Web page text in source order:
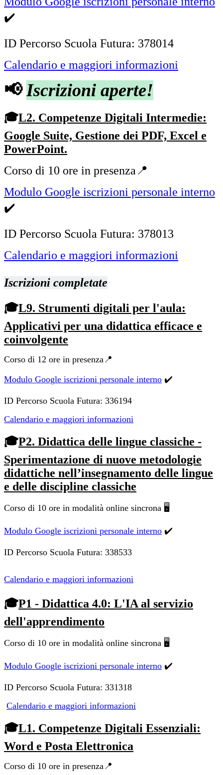
✔️
ID Percorso Scuola Futura: 378014
Calendario e maggiori informazioni
📢Iscrizioni aperte!
🎓L2. Competenze Digitali Intermedie:
Google Suite, Gestione dei PDF, Excel e
PowerPoint.
Corso di 10 ore in presenza📍
Modulo Google iscrizioni personale interno
✔️
ID Percorso Scuola Futura: 378013
Calendario e maggiori informazioni
Iscrizioni completate
🎓L9. Strumenti digitali per l'aula:
Applicativi per una didattica efficace e
coinvolgente
Corso di 12 ore in presenza📍
Modulo Google iscrizioni personale interno ✔️
ID Percorso Scuola Futura: 336194
Calendario e maggiori informazioni
🎓P2. Didattica delle lingue classiche -
Sperimentazione di nuove metodologie
didattiche nell’insegnamento delle lingue
e delle discipline classiche
Corso di 10 ore in modalità online sincrona 🖥️
Modulo Google iscrizioni personale interno ✔️
ID Percorso Scuola Futura: 338533
Calendario e maggiori informazioni
🎓P1 - Didattica 4.0: L'IA al servizio
dell'apprendimento
Corso di 10 ore in modalità online sincrona 🖥️
Modulo Google iscrizioni personale interno ✔️
ID Percorso Scuola Futura: 331318
Calendario e maggiori informazioni
🎓L1. Competenze Digitali Essenziali:
Word e Posta Elettronica
Corso di 10 ore in presenza📍